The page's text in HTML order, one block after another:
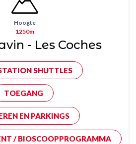
Hoogte
1250m
- Les Coches
SHUTTLES
TOEGANG
EN PARKINGS
/ BIOSCOOPPROGRAMMA